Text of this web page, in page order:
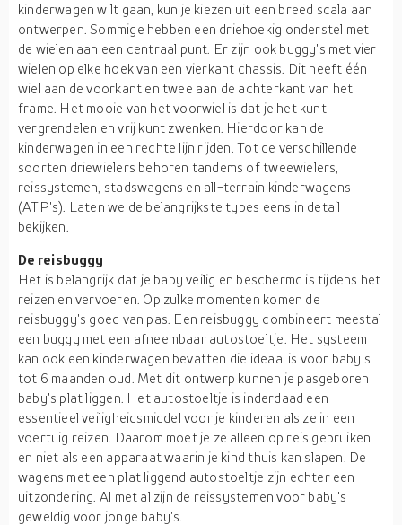
kinderwagen wilt gaan, kun je kiezen uit een breed scala aan
ontwerpen. Sommige hebben een driehoekig onderstel met
de wielen aan een centraal punt. Er zijn ook buggy's met vier
wielen op elke hoek van een vierkant chassis. Dit heeft één
wiel aan de voorkant en twee aan de achterkant van het
frame. Het mooie van het voorwiel is dat je het kunt
vergrendelen en vrij kunt zwenken. Hierdoor kan de
kinderwagen in een rechte lijn rijden. Tot de verschillende
soorten driewielers behoren tandems of tweewielers,
reissystemen, stadswagens en all-terrain kinderwagens
(ATP's). Laten we de belangrijkste types eens in detail
bekijken.
De reisbuggy
Het is belangrijk dat je baby veilig en beschermd is tijdens het
reizen en vervoeren. Op zulke momenten komen de
reisbuggy's goed van pas. Een reisbuggy combineert meestal
een buggy met een afneembaar autostoeltje. Het systeem
kan ook een kinderwagen bevatten die ideaal is voor baby's
tot 6 maanden oud. Met dit ontwerp kunnen je pasgeboren
baby's plat liggen. Het autostoeltje is inderdaad een
essentieel veiligheidsmiddel voor je kinderen als ze in een
voertuig reizen. Daarom moet je ze alleen op reis gebruiken
en niet als een apparaat waarin je kind thuis kan slapen. De
wagens met een plat liggend autostoeltje zijn echter een
uitzondering. Al met al zijn de reissystemen voor baby's
geweldig voor jonge baby's.